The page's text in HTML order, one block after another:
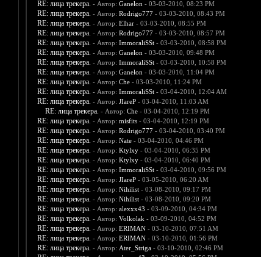
RE: лица трекера. - Автор: Ganelon - 03-03-2010, 08:23 PM
RE: лица трекера. - Автор: Rodrigo777- 03-03-2010, 08:43 PM
RE: лица трекера. - Автор: Elhar- 03-03-2010, 08:55 PM
RE: лица трекера. - Автор: Rodrigo777- 03-03-2010, 08:57 PM
RE: лица трекера. - Автор: ImmoraliSSt- 03-03-2010, 08:58 PM
RE: лица трекера. - Автор: Ganelon - 03-03-2010, 09:48 PM
RE: лица трекера. - Автор: ImmoraliSSt- 03-03-2010, 10:58 PM
RE: лица трекера. - Автор: Ganelon - 03-03-2010, 11:04 PM
RE: лица трекера. - Автор: Che- 03-03-2010, 11:24 PM
RE: лица трекера. - Автор: ImmoraliSSt- 03-04-2010, 12:04 AM
RE: лица трекера. - Автор: JIareP- 03-04-2010, 11:03 AM
RE: лица трекера. - Автор: Che- 03-04-2010, 12:19 PM
RE: лица трекера. - Автор: misfits- 03-04-2010, 12:19 PM
RE: лица трекера. - Автор: Rodrigo777- 03-04-2010, 03:40 PM
RE: лица трекера. - Автор: Nate- 03-04-2010, 04:46 PM
RE: лица трекера. - Автор: Ktylxy- 03-04-2010, 06:35 PM
RE: лица трекера. - Автор: Ktylxy- 03-04-2010, 06:40 PM
RE: лица трекера. - Автор: ImmoraliSSt- 03-04-2010, 09:56 PM
RE: лица трекера. - Автор: JIareP- 03-05-2010, 06:20 AM
RE: лица трекера. - Автор: Nihilist- 03-08-2010, 09:17 PM
RE: лица трекера. - Автор: Nihilist- 03-08-2010, 09:20 PM
RE: лица трекера. - Автор: alexxx43 - 03-09-2010, 04:34 PM
RE: лица трекера. - Автор: Volkolak - 03-09-2010, 04:52 PM
RE: лица трекера. - Автор: ERIMAN- 03-10-2010, 07:51 AM
RE: лица трекера. - Автор: ERIMAN- 03-10-2010, 01:56 PM
RE: лица трекера. - Автор: Ater_Striga- 03-10-2010, 02:46 PM